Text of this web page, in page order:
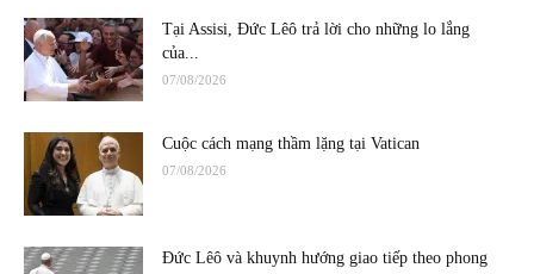
Tại Assisi, Đức Lêô trả lời cho những lo lắng
của...
07/08/2026
Cuộc cách mạng thầm lặng tại Vatican
07/08/2026
Đức Lêô và khuynh hướng giao tiếp theo phong